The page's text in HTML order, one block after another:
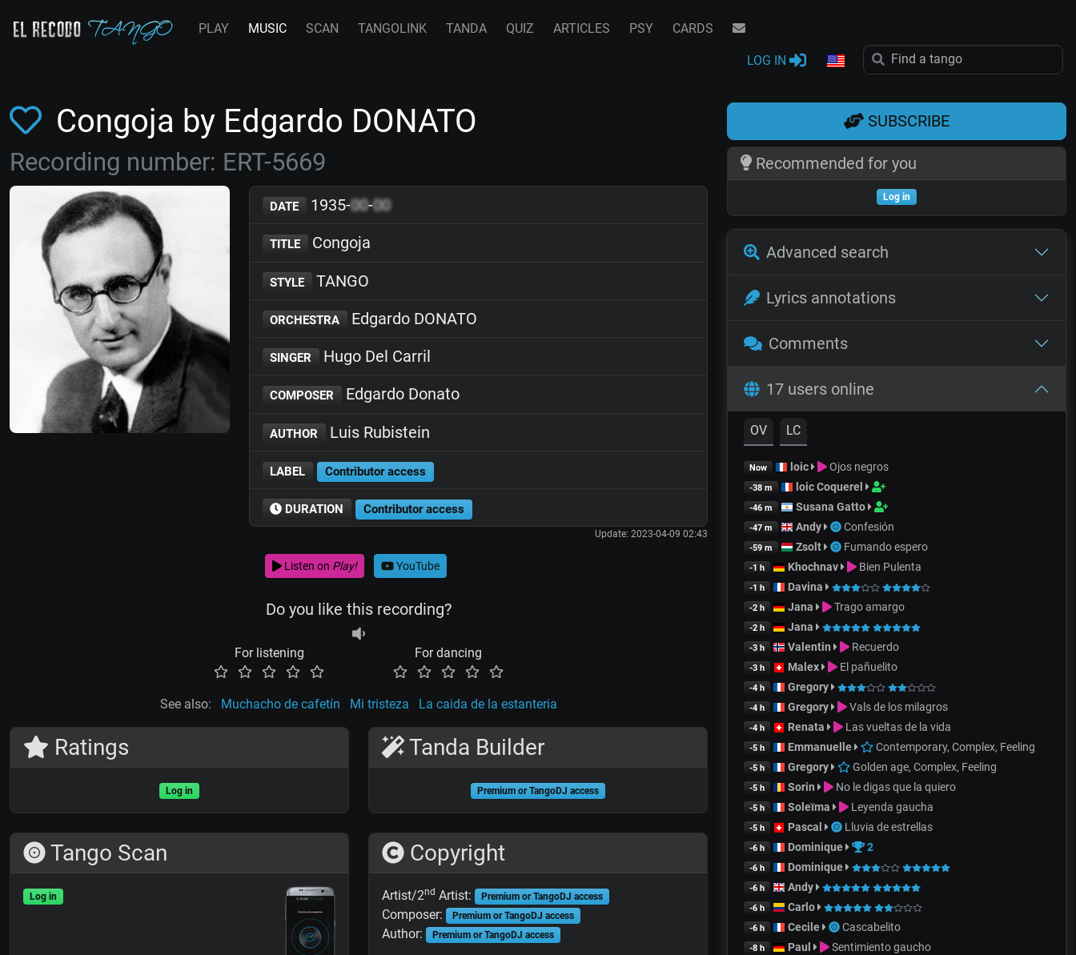
PLAY MUSIC SCAN TANGOLINK TANDA QUIZ ARTICLES PSY CARDS
LOG IN
Congoja by Edgardo DONATO
Recording number: ERT-5669
DATE 1935-00-00
TITLE Congoja
STYLE TANGO
ORCHESTRA Edgardo DONATO
SINGER Hugo Del Carril
COMPOSER Edgardo Donato
AUTHOR Luis Rubistein
LABEL Contributor access
DURATION Contributor access
Update: 2023-04-09 02:43
Listen on Play! YouTube
Do you like this recording?
For listening For dancing
See also: Muchacho de cafetín Mi tristeza La caida de la estanteria
Ratings
Log in
Tango Scan
Log in
Tanda Builder
Premium or TangoDJ access
Copyright
Artist/2nd Artist: Premium or TangoDJ access
Composer: Premium or TangoDJ access
Author: Premium or TangoDJ access
SUBSCRIBE
Recommended for you
Log in
Advanced search
Lyrics annotations
Comments
17 users online
OV LC
Now loic Ojos negros
-38 m loic Coquerel
-46 m Susana Gatto
-47 m Andy Confesión
-59 m Zsolt Fumando espero
-1 h Khochnav Bien Pulenta
-1 h Davina
-2 h Jana Trago amargo
-2 h Jana
-3 h Valentin Recuerdo
-3 h Malex El pañuelito
-4 h Gregory
-4 h Gregory Vals de los milagros
-4 h Renata Las vueltas de la vida
-5 h Emmanuelle Contemporary, Complex, Feeling
-5 h Gregory Golden age, Complex, Feeling
-5 h Sorin No le digas que la quiero
-5 h Soleïma Leyenda gaucha
-5 h Pascal Lluvia de estrellas
-6 h Dominique 2
-6 h Dominique
-6 h Andy
-6 h Carlo
-6 h Cecile Cascabelito
-8 h Paul Sentimiento gaucho